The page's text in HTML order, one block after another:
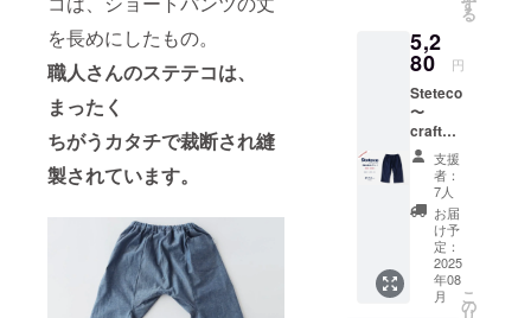
を長めにしたもの。
職人さんのステテコは、
まったく
ちがうカタチで裁断され縫
製されています。
しまう
場合が
す。そ
の場
合、活
動報告
にて速
やかに
お届け
時期の
ご報告
をさせ
ていた
だきま
になる
可能性
もござ
います
旨、ご
了承く
ださ
い。 ※
ご注文
状況、
仕様部
材の供
給状
況、製
造工程
料込)←
一般販
売予定
価格
¥6,600
のとこ
ろ ※ア
イテム
詳細は
プロ
ジェク
ト本文
に記載
してお
りま
る
5,2
80 円
Steteco
〜
craftsm
an
style〜
【職人
仕様の
ステテ
コ】
ビーチ
ステテ
コ ネイ
支援
者：
7人
お届
け予
定：
2025
年08
月
こ
の